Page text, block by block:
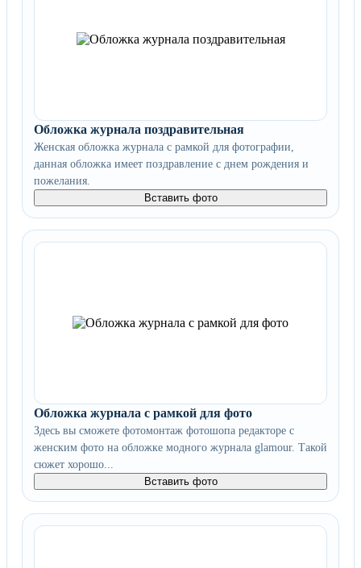
Обложка журнала поздравительная
Женская обложка журнала с рамкой для фотографии,
данная обложка имеет поздравление с днем рождения и
пожелания.
Вставить фото
Обложка журнала с рамкой для фото
Здесь вы сможете фотомонтаж фотошопа редакторе с
женским фото на обложке модного журнала glamour. Такой
сюжет хорошо...
Вставить фото